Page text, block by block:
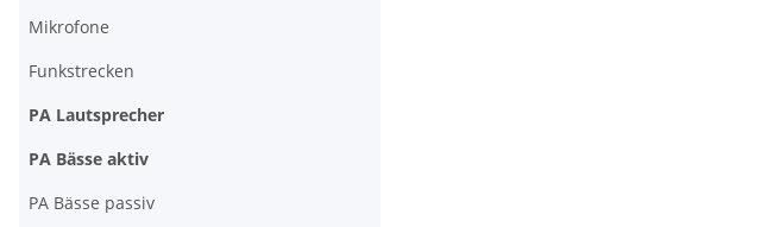
Mikrofone
Funkstrecken
PA Lautsprecher
PA Bässe aktiv
PA Bässe passiv